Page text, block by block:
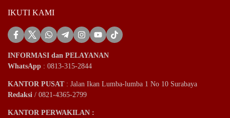
IKUTI KAMI
INFORMASI dan PELAYANAN
WhatsApp : 0813-315-2844
KANTOR PUSAT: Jalan Ikan Lumba-lumba 1 No 10 Surabaya
Redaksi / 0821-4365-2799
KANTOR PERWAKILAN :